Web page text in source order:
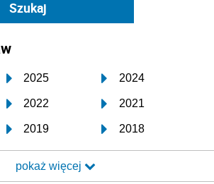
2025 2024
2022 2021
2019 2018
2016 2015
2013 2012
pokaż więcej